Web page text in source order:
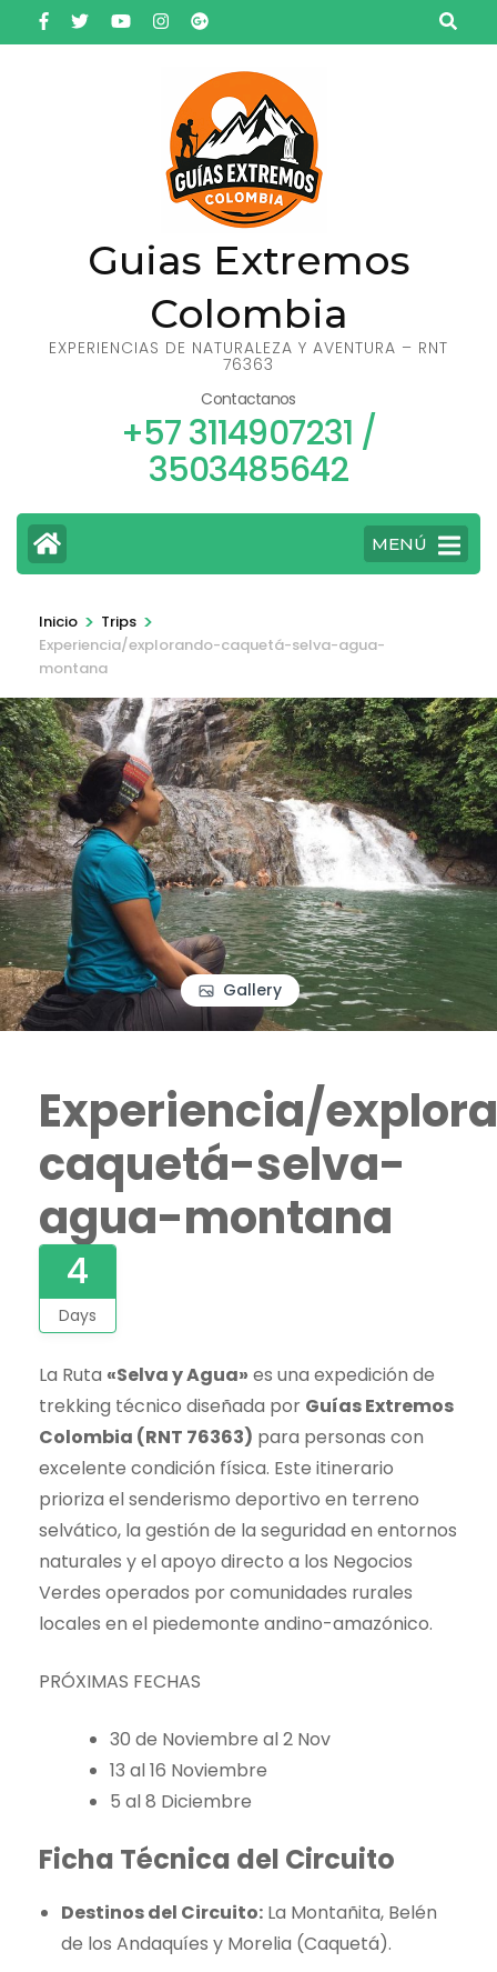
Saltar
al
Guias Extremos
Colombia
EXPERIENCIAS DE NATURALEZA Y AVENTURA – RNT
76363
Contactanos
+57 3114907231 /
3503485642
MENÚ
Inicio > Trips >
Experiencia/explorando-caquetá-selva-agua-
montana
Gallery
Experiencia/
caquetá-selva-
agua-montana
4
Days
La Ruta «Selva y Agua» es una expedición de
trekking técnico diseñada por Guías Extremos
Colombia (RNT 76363) para personas con
excelente condición física. Este itinerario
prioriza el senderismo deportivo en terreno
selvático, la gestión de la seguridad en entornos
naturales y el apoyo directo a los Negocios
Verdes operados por comunidades rurales
locales en el piedemonte andino-amazónico.
PRÓXIMAS FECHAS
30 de Noviembre al 2 Nov
13 al 16 Noviembre
5 al 8 Diciembre
Ficha Técnica del Circuito
Destinos del Circuito: La Montañita, Belén
de los Andaquíes y Morelia (Caquetá).